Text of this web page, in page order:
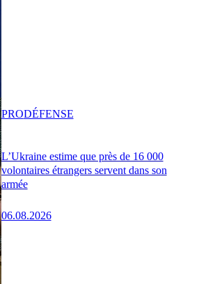
L’Ukraine estime que près de 16 000
volontaires étrangers servent dans son
armée
06.08.2026
PRODÉFENSE